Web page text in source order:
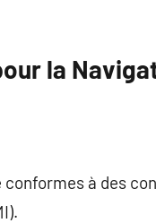
la
à des